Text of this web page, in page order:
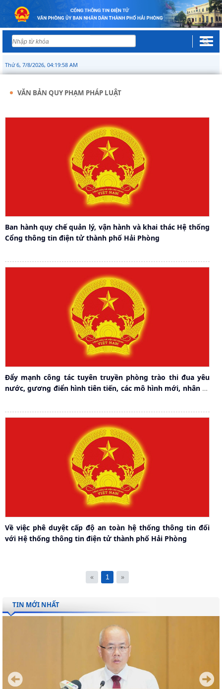
Thứ 6, 7/8/2026, 04:19:58 AM
VĂN BẢN QUY PHẠM PHÁP LUẬT
Ban hành quy chế quản lý, vận hành và khai thác Hệ thống
Cổng thông tin điện tử thành phố Hải Phòng
Đẩy mạnh công tác tuyên truyền phòng trào thi đua yêu
nước, gương điển hình tiên tiến, các mô hình mới, nhân tố
lợi nhiệm vụ phát triển kinh tế - xã hội hướng tới Đại hội
Thi đua yêu nước toàn quốc lần thứ XI và Đại hội thi đua
yêu nước thành phố lần thứ X - năm 2025
Về việc phê duyệt cấp độ an toàn hệ thống thông tin đối
với Hệ thống thông tin điện tử thành phố Hải Phòng
« 1 »
TIN MỚI NHẤT